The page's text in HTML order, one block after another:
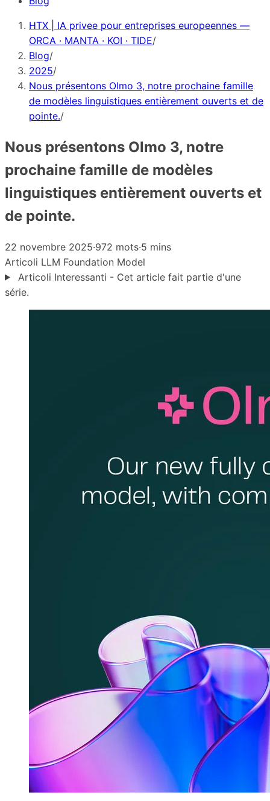
HTX | IA privee pour entreprises europeennes —
ORCA · MANTA · KOI · TIDE/
Blog/
2025/
Nous présentons Olmo 3, notre prochaine famille
de modèles linguistiques entièrement ouverts et de
pointe./
Nous présentons Olmo 3, notre
prochaine famille de modèles
linguistiques entièrement ouverts et
de pointe.
22 novembre 2025·972 mots·5 mins
Articoli LLM Foundation Model
Articoli Interessanti - Cet article fait partie d'une
série.